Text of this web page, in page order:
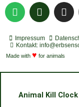
S
p
t
i
f
P
o
c
a
s
I
n
t
a
g
a
Impressum
Kontakt:
Made with ♥ for animals
Animal Kill